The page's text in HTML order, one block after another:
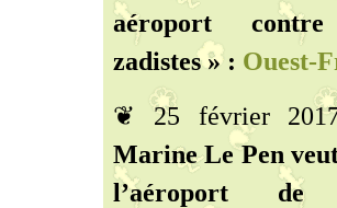
aéroport
zadistes » : Ouest-
❦ 25 février
Marine Le Pen
l’aéroport de